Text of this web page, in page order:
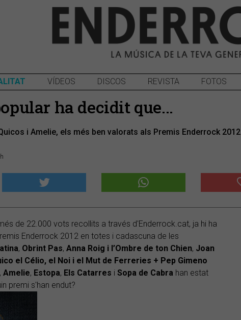
VÍDEOS DISCOS REVISTA FOTOS
ha decidit que...
i Amelie, els més ben valorats als Premis Enderrock 2012
de 22.000 vots recollits a través d'Enderrock.cat, ja hi ha
Enderrock 2012 en totes i cadascuna de les
, Obrint Pas, Anna Roig i l’Ombre de ton Chien, Joan
el Célio, el Noi i el Mut de Ferreries + Pep Gimeno
, Amelie, Estopa, Els Catarres i Sopa de Cabra han estat
premi s'han endut?